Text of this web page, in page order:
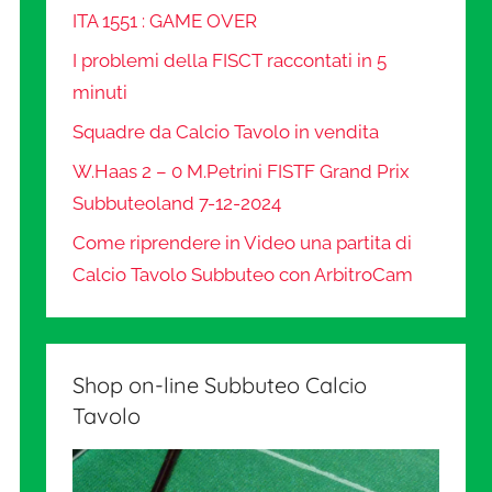
ITA 1551 : GAME OVER
I problemi della FISCT raccontati in 5
minuti
Squadre da Calcio Tavolo in vendita
W.Haas 2 – 0 M.Petrini FISTF Grand Prix
Subbuteoland 7-12-2024
Come riprendere in Video una partita di
Calcio Tavolo Subbuteo con ArbitroCam
Shop on-line Subbuteo Calcio
Tavolo